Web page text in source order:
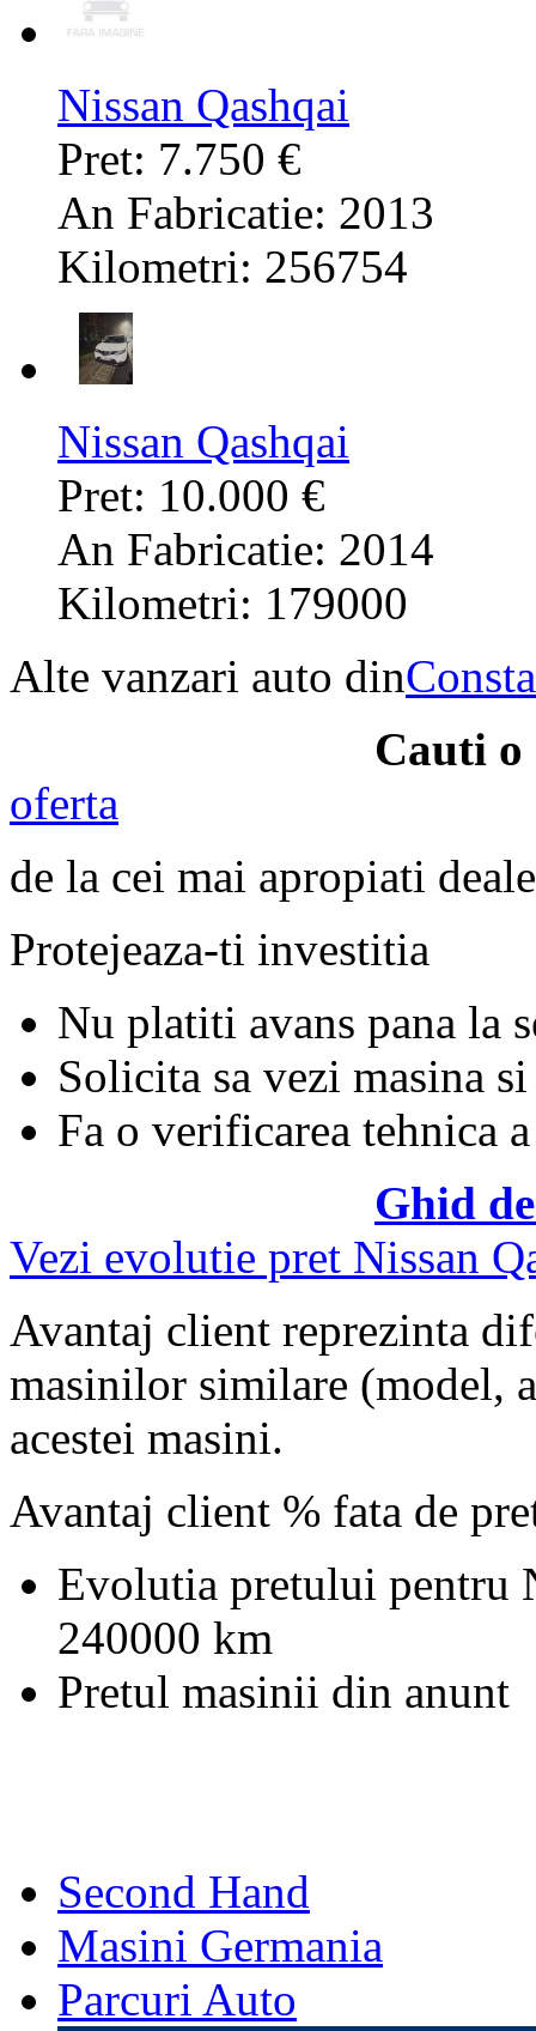
Nissan Qashqai
Pret: 7.750 €
An Fabricatie: 2013
Kilometri: 256754
Nissan Qashqai
Pret: 10.000 €
An Fabricatie: 2014
Kilometri: 179000
Alte vanzari auto din
Cauti o
oferta
de la cei mai apropiati
Protejeaza-ti investitia
Nu platiti avans pana la
Solicita sa vezi masina si
Fa o verificarea tehnica
Ghid
Vezi evolutie pret Nissan
Avantaj client reprezinta
masinilor similare (model,
acestei masini.
Avantaj client % fata de
Evolutia pretului pentru
240000 km
Pretul masinii din anunt
Second Hand
Masini Germania
Parcuri Auto